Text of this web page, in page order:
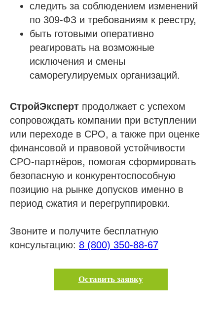
следить за соблюдением изменений
по 309‑ФЗ и требованиям к реестру,
быть готовыми оперативно
реагировать на возможные
исключения и смены
саморегулируемых организаций.
СтройЭксперт продолжает с успехом
сопровождать компании при вступлении
или переходе в СРО, а также при оценке
финансовой и правовой устойчивости
СРО‑партнёров, помогая сформировать
безопасную и конкурентоспособную
позицию на рынке допусков именно в
период сжатия и перегруппировки.
Звоните и получите бесплатную
консультацию: 8 (800) 350-88-67
Оставить заявку